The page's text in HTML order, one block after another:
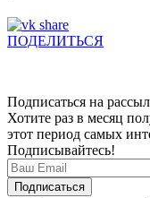
ПОДЕЛИТЬСЯ
Подписаться на
Хотите раз в месяц
этот период самых
Подписывайтесь!